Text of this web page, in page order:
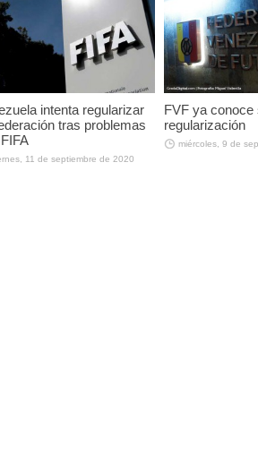
intenta regularizar
tras problemas
11 de septiembre de 2020
FVF ya conoce
regularización
miércoles, 9 de